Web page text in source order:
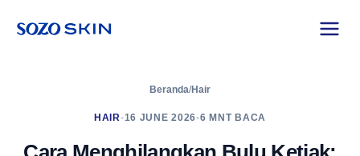
Beranda/Hair
HAIR•16 JUNE 2026•6 MNT BACA